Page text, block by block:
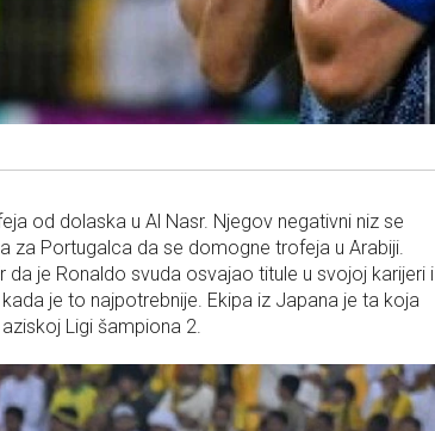
od dolaska u Al Nasr. Njegov negativni niz se
za Portugalca da se domogne trofeja u Arabiji.
je Ronaldo svuda osvajao titule u svojoj karijeri i
je to najpotrebnije. Ekipa iz Japana je ta koja
Ligi šampiona 2.